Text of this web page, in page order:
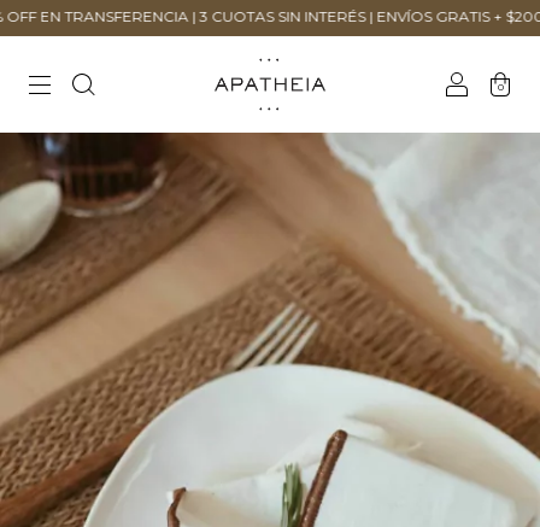
TRANSFERENCIA | 3 CUOTAS SIN INTERÉS | ENVÍOS GRATIS + $200.000
0